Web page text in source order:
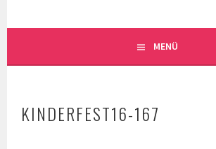
MENÜ
KINDERFEST16-167